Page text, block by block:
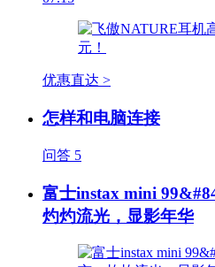
优惠直达 >
怎样和电脑连接
问答 5
富士instax mini
灼灼流光，显影年华